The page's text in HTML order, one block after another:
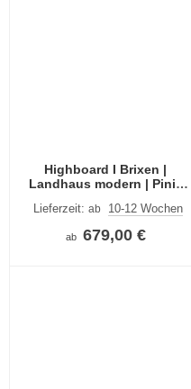
Highboard I Brixen |
Landhaus modern | Pinie
Lieferzeit: ab 10-12 Wochen
ab 679,00 €